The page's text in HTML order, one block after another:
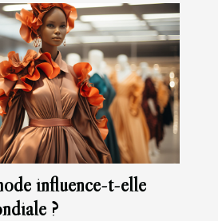
influence-t-elle
?